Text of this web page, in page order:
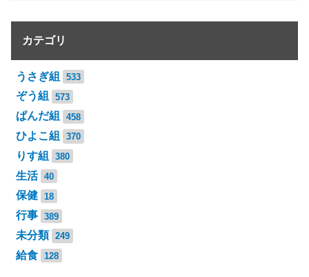
カテゴリ
うさぎ組 533
ぞう組 573
ぱんだ組 458
ひよこ組 370
りす組 380
生活 40
保健 18
行事 389
未分類 249
給食 128